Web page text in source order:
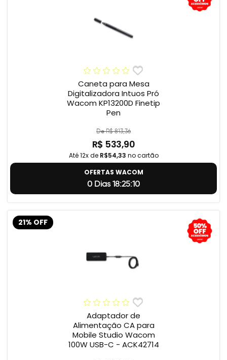
Caneta para Mesa
Digitalizadora Intuos Pró
Wacom KP13200D Finetip
Pen
De R$ 813,36
R$ 533,90
Até 12x de R$54,33 no cartão
OFERTAS WACOM
0 Dias 18:25:9
21% OFF
Adaptador de
Alimentação CA para
Mobile Studio Wacom
100W USB-C - ACK42714